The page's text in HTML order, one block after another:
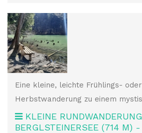
Eine kleine, leichte Frühlings- oder
Herbstwanderung zu einem
KLEINE RUNDWANDERUNG
BERGLSTEINERSEE (714 M)